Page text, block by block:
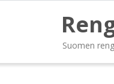
Suomen